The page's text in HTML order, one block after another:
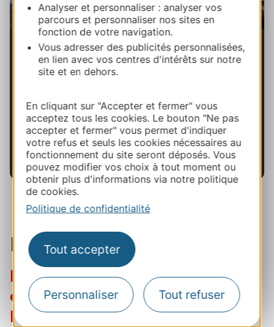
Analyser et personnaliser : analyser vos
parcours et personnaliser nos sites en
fonction de votre navigation.
Vous adresser des publicités personnalisées,
en lien avec vos centres d'intérêts sur notre
site et en dehors.
En cliquant sur "Accepter et fermer" vous
acceptez tous les cookies. Le bouton "Ne pas
accepter et fermer" vous permet d'indiquer
votre refus et seuls les cookies nécessaires au
fonctionnement du site seront déposés. Vous
pouvez modifier vos choix à tout moment ou
obtenir plus d'informations via notre politique
de cookies.
Politique de confidentialité
Tout accepter
Personnaliser Tout refuser
La triple écluse de Trèbes, Canal du Midi -
Aude © Mairie de Trèbes
A Trèbes
Il est désormais l’heure de déjeuner : au centre-
bourg,le Moulin de Trèbesvous attend dans un
cadre exceptionnel au bord de l’eau et vous ravira
de sa cuisine du marché.
De Trèbes à Marseillette
En VTT, admirez les
ouvrages d'art du canal du
Midi